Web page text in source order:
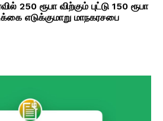
250 ரூபா விற்கும் புட்டு 150 ரூபா
எடுக்குமாறு மாநகரசபை